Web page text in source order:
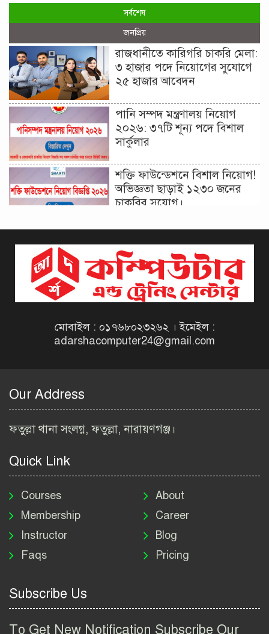
সর্বশেষ
জনপ্রিয়
রাজধানীতে কারিগরি চাকরি মেলা:
৩ হাজার পদে নিয়োগের সুযোগে
২৫ হাজার আবেদন
পানি সম্পদ মন্ত্রণালয় নিয়োগ
২০২৬: ৩৭টি শূন্য পদে বিশাল
সার্কুলার
শক্তি ফাউন্ডেশনে বিশাল নিয়োগ!
অভিজ্ঞতা ছাড়াই ১২৩০ জনের
চাকরির সুযোগ।
বিজ্ঞপ্তি ২০২৬ | Taxes Zone
Dinajpur Job Circular 2026
বেসরকারি সংস্থা সেতু (SETU)
Job Circular 2026
২০২৬ | BIWTA Job Circular
নিয়োগ বিজ্ঞপ্তি ২০২৬ | DNC
Job Circular 2026
পাসপোর্ট করতে কি কি লাগে
২০২৬ | ই-পাসপোর্ট আবেদন ও
Group Job Circular 2026
মোবাইল : ০১৭৬৮০২৩২৬২ । ইমেইল :
adarshacomputer24@gmail.com
Our Address
ফতুল্লা থানা সংলগ্ন, ফতুল্লা, নারায়ণগঞ্জ।
Quick Link
Courses
Membership
Instructor
Faqs
About
Career
Blog
Pricing
Subscribe Us
To Get New Notification Subscribe Our